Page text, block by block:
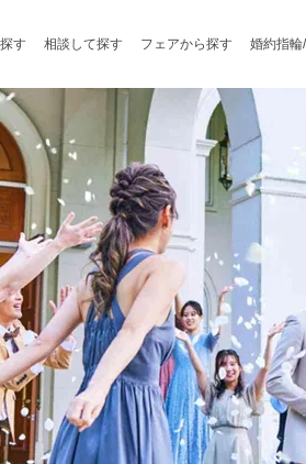
す 相談して探す フェアから探す 婚約指輪